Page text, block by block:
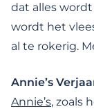
dat alles wordt
wordt het
al te rokerig.
Annie’s
Annie’s, zoals